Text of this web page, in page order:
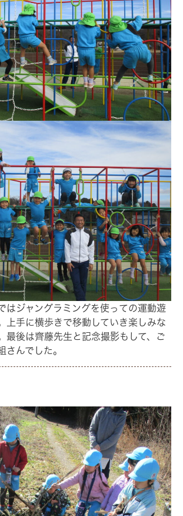
はジャングラミングを使っての運動遊
上手に横歩きで移動していき楽しみな
最後は齊藤先生と記念撮影もして、ご
さんでした。